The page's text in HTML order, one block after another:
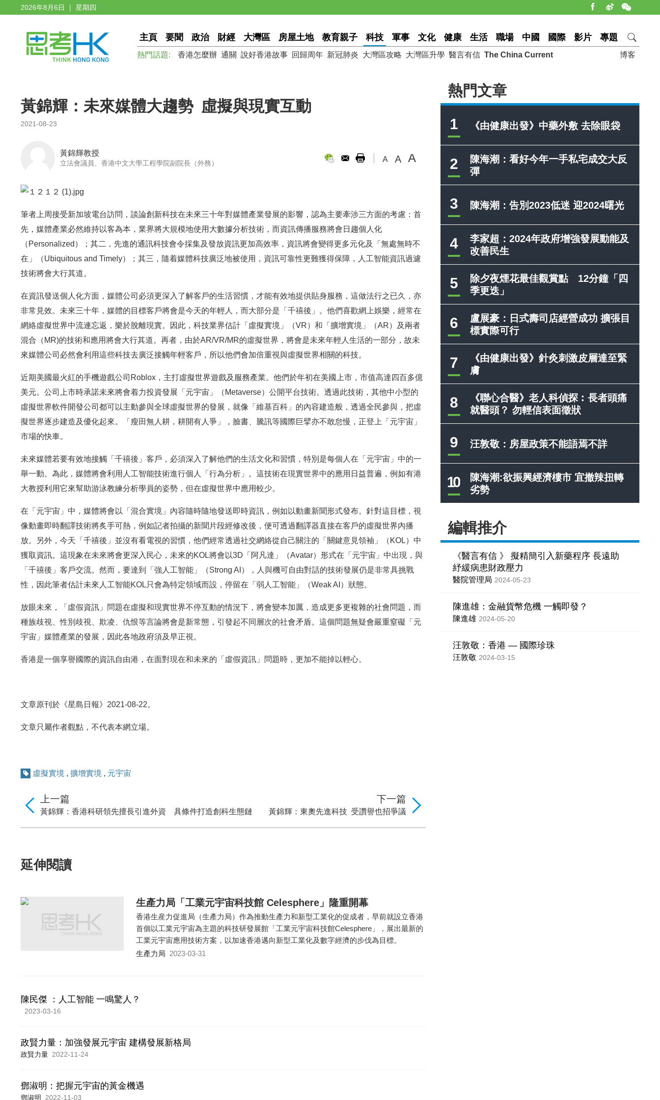
2026年8月6日 ｜ 星期四
主頁 要聞 政治 財經 大灣區 房屋土地 教育親子 科技 軍事 文化 健康 生活 職場 中國 國際 影片 專題
博客
熱門話題: 香港怎麼辦 通關 說好香港故事 回歸周年 新冠肺炎 大灣區攻略 大灣區升學 醫言有信 The China Current
熱門文章
1 《由健康出發》中藥外敷 去除眼袋
2
陳海潮：看好今年一手私宅成交大反
彈
3 陳海潮：告別2023低迷 迎2024曙光
4
李家超：2024年政府增強發展動能及
改善民生
5
除夕夜煙花最佳觀賞點 12分鐘「四
季更迭」
6
盧展豪：日式壽司店經營成功 擴張目
標實際可行
7
《由健康出發》針灸刺激皮層達至緊
膚
8
《聯心合醫》老人科偵探︰長者頭痛
就醫頭？ 勿輕信表面徵狀
9 汪敦敬：房屋政策不能語焉不詳
10
陳海潮:欲振興經濟樓市 宜撤辣扭轉
劣勢
編輯推介
《醫言有信 》 擬精簡引入新藥程序 長遠助
紓緩病患財政壓力
醫院管理局 2024-05-23
陳進雄：金融貨幣危機 一觸即發？
陳進雄 2024-05-20
汪敦敬：香港 — 國際珍珠
汪敦敬 2024-03-15
黃錦輝：未來媒體大趨勢 虛擬與現實互動
2021-08-23
黃錦輝教授
立法會議員、香港中文大學工程學院副院長（外務） A A A
筆者上周接受新加坡電台訪問，談論創新科技在未來三十年對媒體產業發展的影響，認為主要牽涉三方面的考慮：首
先，媒體產業必然維持以客為本，業界將大規模地使用大數據分析技術，而資訊傳播服務將會日趨個人化
（Personalized）；其二，先進的通訊科技會令採集及發放資訊更加高效率，資訊將會變得更多元化及「無處無時不
在」（Ubiquitous and Timely）；其三，隨着媒體科技廣泛地被使用，資訊可靠性更難獲得保障，人工智能資訊過濾
技術將會大行其道。
在資訊發送個人化方面，媒體公司必須更深入了解客戶的生活習慣，才能有效地提供貼身服務，這做法行之已久，亦
非常見效。未來三十年，媒體的目標客戶將會是今天的年輕人，而大部分是「千禧後」。他們喜歡網上娛樂，經常在
網絡虛擬世界中流連忘返，樂於脫離現實。因此，科技業界估計「虛擬實境」（VR）和「擴增實境」（AR）及兩者
混合（MR)的技術和應用將會大行其道。再者，由於AR/VR/MR的虛擬世界，將會是未來年輕人生活的一部分，故未
來媒體公司必然會利用這些科技去廣泛接觸年輕客戶，所以他們會加倍重視與虛擬世界相關的科技。
近期美國最火紅的手機遊戲公司Roblox，主打虛擬世界遊戲及服務產業。他們於年初在美國上市，市值高達四百多億
美元。公司上市時承諾未來將會着力投資發展「元宇宙」（Metaverse）公開平台技術。透過此技術，其他中小型的
虛擬世界軟件開發公司都可以主動參與全球虛擬世界的發展，就像「維基百科」的內容建造般，透過全民參與，把虛
擬世界逐步建造及優化起來。「瘦田無人耕，耕開有人爭」，臉書、騰訊等國際巨擘亦不敢怠慢，正登上「元宇宙」
市場的快車。
未來媒體若要有效地接觸「千禧後」客戶，必須深入了解他們的生活文化和習慣，特別是每個人在「元宇宙」中的一
舉一動。為此，媒體將會利用人工智能技術進行個人「行為分析」。這技術在現實世界中的應用日益普遍，例如有港
大教授利用它來幫助游泳教練分析學員的姿勢，但在虛擬世界中應用較少。
在「元宇宙」中，媒體將會以「混合實境」內容隨時隨地發送即時資訊，例如以動畫新聞形式發布。針對這目標，視
像動畫即時翻譯技術將炙手可熱，例如記者拍攝的新聞片段經修改後，便可透過翻譯器直接在客戶的虛擬世界內播
放。另外，今天「千禧後」並沒有看電視的習慣，他們經常透過社交網絡從自己關注的「關鍵意見領袖」（KOL）中
獲取資訊。這現象在未來將會更深入民心，未來的KOL將會以3D「阿凡達」（Avatar）形式在「元宇宙」中出現，與
「千禧後」客戶交流。然而，要達到「強人工智能」（Strong AI），人與機可自由對話的技術發展仍是非常具挑戰
性，因此筆者估計未來人工智能KOL只會為特定領域而設，停留在「弱人工智能」（Weak AI）狀態。
放眼未來，「虛假資訊」問題在虛擬和現實世界不停互動的情況下，將會變本加厲，造成更多更複雜的社會問題，而
種族歧視、性別歧視、欺凌、仇恨等言論將會是新常態，引發起不同層次的社會矛盾。這個問題無疑會嚴重窒礙「元
宇宙」媒體產業的發展，因此各地政府須及早正視。
香港是一個享譽國際的資訊自由港，在面對現在和未來的「虛假資訊」問題時，更加不能掉以輕心。
文章原刊於《星島日報》2021-08-22。
文章只屬作者觀點，不代表本網立場。
虛擬實境 , 擴增實境 , 元宇宙
下一篇
黃錦輝：東奧先進科技 受讚譽也招爭議
上一篇
黃錦輝：香港科研領先擅長引進外資 具條件打造創科生態鏈
延伸閱讀
生產力局「工業元宇宙科技館 Celesphere」隆重開幕
香港生産力促進局（生產力局）作為推動生產力和新型工業化的促成者，早前就設立香港
首個以工業元宇宙為主題的科技研發展館「工業元宇宙科技館Celesphere」，展出最新的
工業元宇宙應用技術方案，以加速香港邁向新型工業化及數字經濟的步伐為目標。
生產力局 2023-03-31
陳民傑 ：人工智能 一鳴驚人？
2023-03-16
政賢力量：加強發展元宇宙 建構發展新格局
政賢力量 2022-11-24
鄧淑明：把握元宇宙的黃金機遇
鄧淑明 2022-11-03